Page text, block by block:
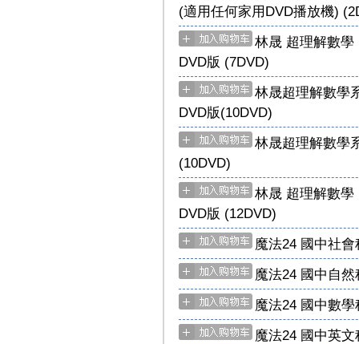
(適用任何家用DVD播放機)
林晟 超理解數
DVD版 (7DVD)
林晟超理解數學
DVD版(10DVD)
林晟超理解數學
(10DVD)
林晟 超理解數
DVD版 (12DVD)
魔法24 國中社
魔法24 國中自
魔法24 國中數
魔法24 國中英